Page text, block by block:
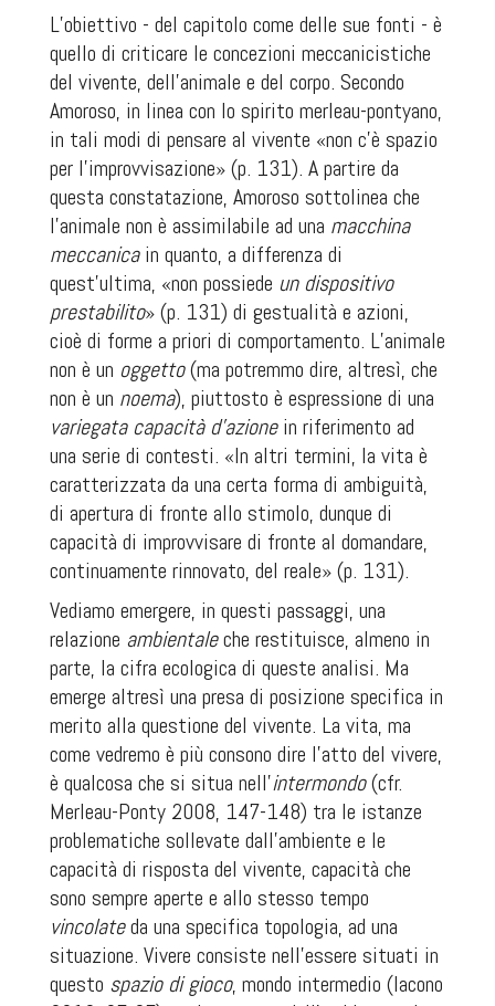
L’obiettivo - del capitolo come delle sue fonti - è
quello di criticare le concezioni meccanicistiche
del vivente, dell’animale e del corpo. Secondo
Amoroso, in linea con lo spirito merleau-pontyano,
in tali modi di pensare al vivente «non c’è spazio
per l’improvvisazione» (p. 131). A partire da
questa constatazione, Amoroso sottolinea che
l’animale non è assimilabile ad una macchina
meccanicain quanto, a differenza di
quest’ultima, «non possiede un dispositivo
prestabilito» (p. 131) di gestualità e azioni,
cioè di forme a priori di comportamento. L’animale
non è un oggetto(ma potremmo dire, altresì, che
non è un noema), piuttosto è espressione di una
variegata capacità d’azionein riferimento ad
una serie di contesti. «In altri termini, la vita è
caratterizzata da una certa forma di ambiguità,
di apertura di fronte allo stimolo, dunque di
capacità di improvvisare di fronte al domandare,
continuamente rinnovato, del reale» (p. 131).
Vediamo emergere, in questi passaggi, una
relazione ambientaleche restituisce, almeno in
parte, la cifra ecologica di queste analisi. Ma
emerge altresì una presa di posizione specifica in
merito alla questione del vivente. La vita, ma
come vedremo è più consono dire l’atto del vivere,
è qualcosa che si situa nell’intermondo(cfr.
Merleau-Ponty 2008, 147-148) tra le istanze
problematiche sollevate dall’ambiente e le
capacità di risposta del vivente, capacità che
sono sempre aperte e allo stesso tempo
vincolateda una specifica topologia, ad una
situazione. Vivere consiste nell’essere situati in
questo spazio di gioco, mondo intermedio (Iacono